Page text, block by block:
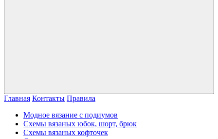
Главная Контакты Правила
Модное вязание с подиумов
Схемы вязаных юбок, шорт, брюк
Схемы вязаных кофточек